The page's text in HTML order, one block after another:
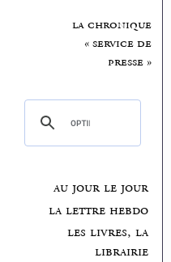
la chronique
« service de
presse »
au jour le jour
la lettre hebdo
les livres, la
librairie